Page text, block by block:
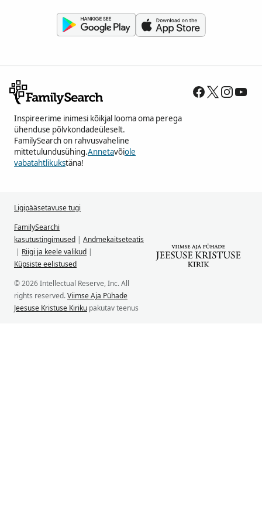
Inspireerime inimesi kõikjal looma oma perega
ühenduse põlvkondadeüleselt.
FamilySearch on rahvusvaheline
mittetulundusühing.Annetavõiole
vabatahtlikukstäna!
Ligipääsetavuse tugi
FamilySearchi
kasutustingimused | Andmekaitseteatis
| Riigi ja keele valikud |
Küpsiste eelistused
© 2026 Intellectual Reserve, Inc. All
rights reserved.Viimse Aja Pühade
Jeesuse Kristuse Kiriku pakutav teenus